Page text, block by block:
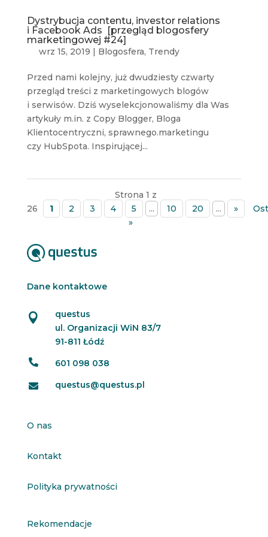
Dystrybucja contentu, investor relations
i Facebook Ads [przegląd blogosfery
marketingowej #24]
wrz 15, 2019 | Blogosfera, Trendy
Przed nami kolejny, już dwudziesty czwarty
przegląd treści z marketingowych blogów
i serwisów. Dziś wyselekcjonowaliśmy dla Was
artykuły m.in. z Copy Blogger, Bloga
Klientocentryczni, sprawnego.marketingu
czy HubSpota. Inspirującej...
Strona 1 z
26
1 2 3 4 5 ... 10 20 ... »
»
Dane kontaktowe

questus
ul. Organizacji WiN 83/7
91-811 Łódź
 601 098 038
 questus@questus.pl
O nas
Kontakt
Polityka prywatności
Rekomendacje